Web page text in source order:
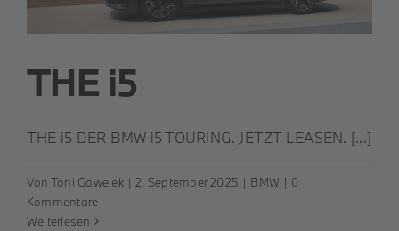
THE i5
THE i5 DER BMW i5 TOURING. JETZT LEASEN. [...]
Von Toni Gawelek | 2. September 2025 | BMW | 0
Kommentare
Weiterlesen